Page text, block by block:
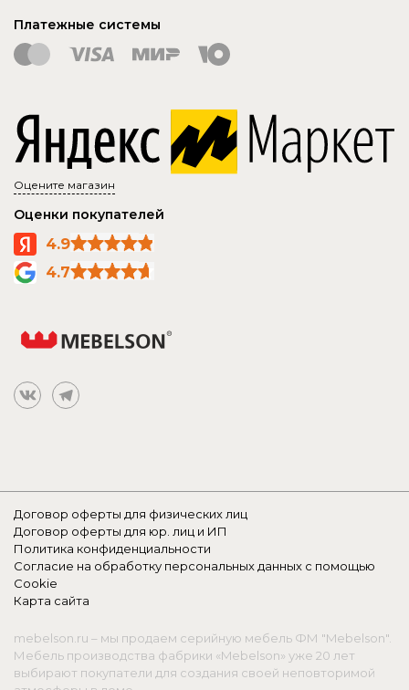
Платежные системы
Оцените магазин
Оценки покупателей
4.9
4.7
Договор оферты для физических лиц
Договор оферты для юр. лиц и ИП
Политика конфиденциальности
Согласие на обработку персональных данных с помощью
Cookie
Карта сайта
mebelson.ru – мы продаем серийную мебель ФМ "Mebelson".
Мебель производства фабрики «Mebelson» уже 20 лет
выбирают покупатели для создания своей неповторимой